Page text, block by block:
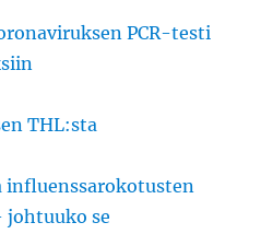
PCR-testi
THL:sta
johtuuko se